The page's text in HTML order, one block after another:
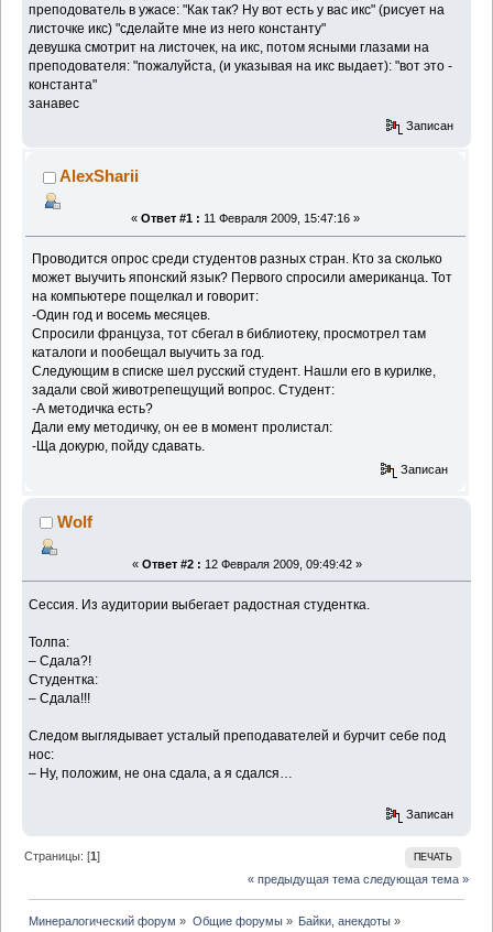
преподователь в ужасе: "Как так? Ну вот есть у вас икс" (рисует на
листочке икс) "сделайте мне из него константу"
девушка смотрит на листочек, на икс, потом ясными глазами на
преподователя: "пожалуйста, (и указывая на икс выдает): "вот это -
константа"
занавес
Записан
AlexSharii
« Ответ #1 : 11 Февраля 2009, 15:47:16 »
Проводится опрос среди студентов разных стран. Кто за сколько
может выучить японский язык? Первого спросили американца. Тот
на компьютере пощелкал и говорит:
-Один год и восемь месяцев.
Спросили француза, тот сбегал в библиотеку, просмотрел там
каталоги и пообещал выучить за год.
Следующим в списке шел русский студент. Нашли его в курилке,
задали свой животрепещущий вопрос. Студент:
-А методичка есть?
Дали ему методичку, он ее в момент пролистал:
-Ща докурю, пойду сдавать.
Записан
Wolf
« Ответ #2 : 12 Февраля 2009, 09:49:42 »
Сессия. Из аудитории выбегает радостная студентка.
Толпа:
– Сдала?!
Студентка:
– Сдала!!!
Следом выглядывает усталый преподавателей и бурчит себе под
нос:
– Ну, положим, не она сдала, а я сдался…
Записан
ПЕЧАТЬ
Страницы: [1]
« предыдущая тема следующая тема »
Минералогический форум » Общие форумы» Байки, анекдоты»